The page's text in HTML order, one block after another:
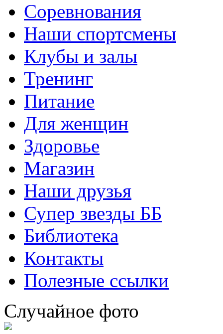
Соревнования
Наши спортсмены
Клубы и залы
Тренинг
Питание
Для женщин
Здоровье
Магазин
Наши друзья
Супер звезды ББ
Библиотека
Контакты
Полезные ссылки
Случайное фото